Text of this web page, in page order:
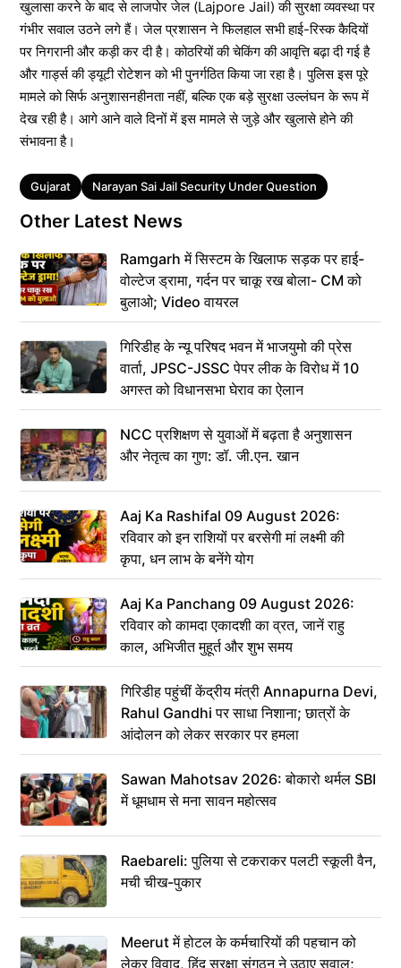
खुलासा करने के बाद से लाजपोर जेल (Lajpore Jail) की सुरक्षा व्यवस्था पर
गंभीर सवाल उठने लगे हैं। जेल प्रशासन ने फिलहाल सभी हाई-रिस्क कैदियों
पर निगरानी और कड़ी कर दी है। कोठरियों की चेकिंग की आवृत्ति बढ़ा दी गई है
और गार्ड्स की ड्यूटी रोटेशन को भी पुनर्गठित किया जा रहा है। पुलिस इस पूरे
मामले को सिर्फ अनुशासनहीनता नहीं, बल्कि एक बड़े सुरक्षा उल्लंघन के रूप में
देख रही है। आगे आने वाले दिनों में इस मामले से जुड़े और खुलासे होने की
संभावना है।
Tags
Gujarat Narayan Sai Jail Security Under Question
Other Latest News
Ramgarh में सिस्टम के खिलाफ सड़क पर हाई-
वोल्टेज ड्रामा, गर्दन पर चाकू रख बोला- CM को
बुलाओ; Video वायरल
गिरिडीह के न्यू परिषद भवन में भाजयुमो की प्रेस
वार्ता, JPSC-JSSC पेपर लीक के विरोध में 10
अगस्त को विधानसभा घेराव का ऐलान
NCC प्रशिक्षण से युवाओं में बढ़ता है अनुशासन
और नेतृत्व का गुण: डॉ. जी.एन. खान
Aaj Ka Rashifal 09 August 2026:
रविवार को इन राशियों पर बरसेगी मां लक्ष्मी की
कृपा, धन लाभ के बनेंगे योग
Aaj Ka Panchang 09 August 2026:
रविवार को कामदा एकादशी का व्रत, जानें राहु
काल, अभिजीत मुहूर्त और शुभ समय
गिरिडीह पहुंचीं केंद्रीय मंत्री Annapurna Devi,
Rahul Gandhi पर साधा निशाना; छात्रों के
आंदोलन को लेकर सरकार पर हमला
Sawan Mahotsav 2026: बोकारो थर्मल SBI
में धूमधाम से मना सावन महोत्सव
Raebareli: पुलिया से टकराकर पलटी स्कूली वैन,
मची चीख-पुकार
Meerut में होटल के कर्मचारियों की पहचान को
लेकर विवाद, हिंदू सुरक्षा संगठन ने उठाए सवाल;